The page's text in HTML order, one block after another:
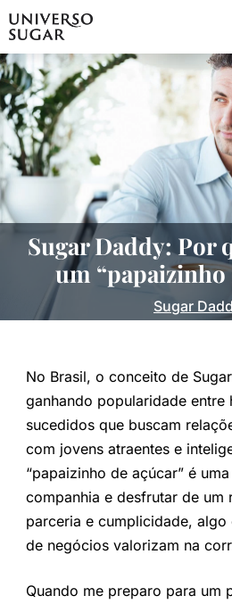
Sugar Daddy: Por
um “papaizinho
Sugar
No Brasil, o conceito de
ganhando popularidade entre
sucedidos que buscam
com jovens atraentes e
“papaizinho de açúcar” é
companhia e desfrutar de um
parceria e cumplicidade, algo
de negócios valorizam na
Quando me preparo para um